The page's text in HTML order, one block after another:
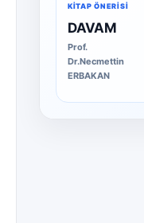
KITAP ÖNERISI
DAVAM
Prof.
Dr.Necmettin
ERBAKAN